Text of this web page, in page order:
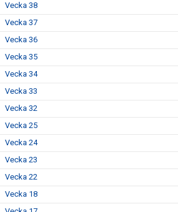
Vecka 38
Vecka 37
Vecka 36
Vecka 35
Vecka 34
Vecka 33
Vecka 32
Vecka 25
Vecka 24
Vecka 23
Vecka 22
Vecka 18